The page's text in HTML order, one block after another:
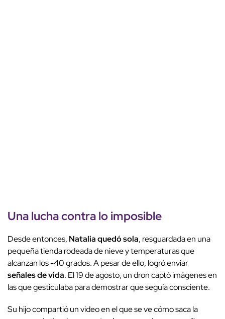
Una lucha contra lo imposible
Desde entonces, Natalia quedó sola, resguardada en una
pequeña tienda rodeada de nieve y temperaturas que
alcanzan los -40 grados. A pesar de ello, logró enviar
señales de vida. El 19 de agosto, un dron captó imágenes en
las que gesticulaba para demostrar que seguía consciente.
Su hijo compartió un video en el que se ve cómo saca la